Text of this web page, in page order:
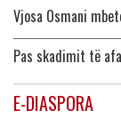
Vjosa Osmani
Pas skadimit të
E-DIASPORA